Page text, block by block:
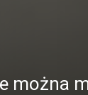
można